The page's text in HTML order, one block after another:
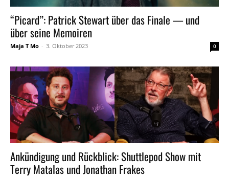
“Picard”: Patrick Stewart über das Finale — und
über seine Memoiren
Maja T Mo - 3. Oktober 2023 0
Ankündigung und Rückblick: Shuttlepod Show mit
Terry Matalas und Jonathan Frakes